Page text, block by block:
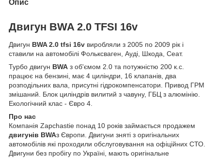
Опис
Двигун BWA 2.0 TFSI 16v
Двигун BWA 2.0 tfsi 16v виробляли з 2005 по 2009 рік і
ставили на автомобілі Фольксваген, Ауді, Шкода, Сеат.
Турбо двигун BWA з об'ємом 2.0 та потужністю 200 к.с.
працює на бензині, має 4 циліндри, 16 клапанів, два
розподільних вала, присутні гідрокомпенсатори. Привод ГРМ
змішаний. Блок циліндрів вилитий з чавуну, ГБЦ з алюмінію.
Екологічний клас - Євро 4.
Про нас
Компанія Zapchastie понад 10 років займається продажем
двигунів BWAз Європи. Двигуни зняті з оригінальних
автомобілів які проходили обслуговування на офіційних СТО.
Двигуни без пробігу по Україні, мають оригінальне